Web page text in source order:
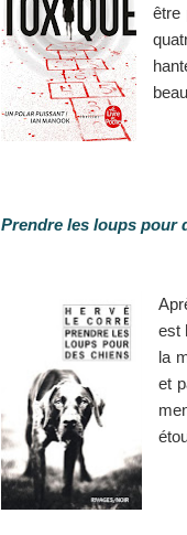
être
Prendre les loups pour
est
la
et